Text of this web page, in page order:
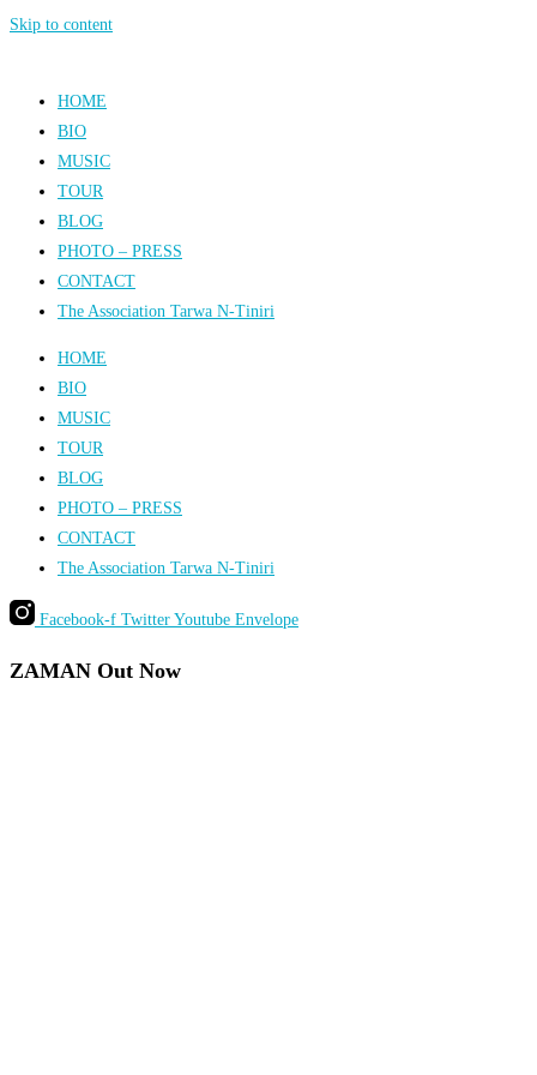
Skip to content
HOME
BIO
MUSIC
TOUR
BLOG
PHOTO – PRESS
CONTACT
The Association Tarwa N-Tiniri
HOME
BIO
MUSIC
TOUR
BLOG
PHOTO – PRESS
CONTACT
The Association Tarwa N-Tiniri
Facebook-f Twitter Youtube Envelope
ZAMAN Out Now